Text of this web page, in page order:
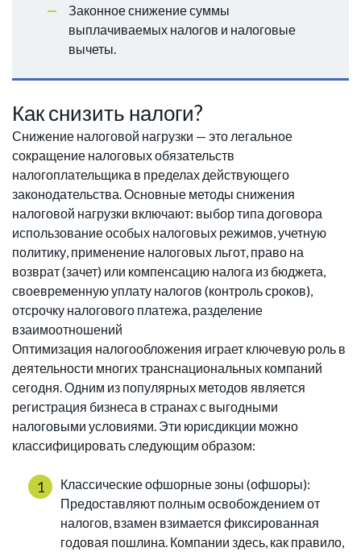
Законное снижение суммы
выплачиваемых налогов и налоговые
вычеты.
Как снизить налоги?
Снижение налоговой нагрузки — это легальное
сокращение налоговых обязательств
налогоплательщика в пределах действующего
законодательства. Основные методы снижения
налоговой нагрузки включают: выбор типа договора
использование особых налоговых режимов, учетную
политику, применение налоговых льгот, право на
возврат (зачет) или компенсацию налога из бюджета,
своевременную уплату налогов (контроль сроков),
отсрочку налогового платежа, разделение
взаимоотношений
Оптимизация налогообложения играет ключевую роль в
деятельности многих транснациональных компаний
сегодня. Одним из популярных методов является
регистрация бизнеса в странах с выгодными
налоговыми условиями. Эти юрисдикции можно
классифицировать следующим образом:
Классические офшорные зоны (офшоры):
Предоставляют полным освобождением от
налогов, взамен взимается фиксированная
годовая пошлина. Компании здесь, как правило,